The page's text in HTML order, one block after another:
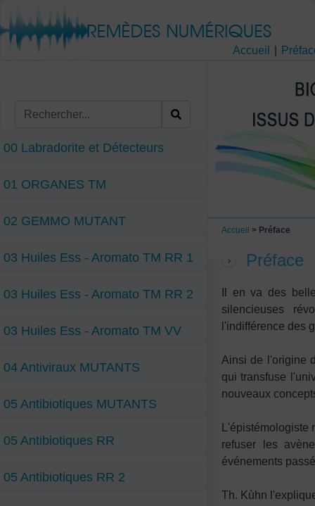
Accueil
Accueil > Préface
Préface
Il en va des
silencieuses
l'indifférence des
Ainsi de l'origine
qui transfuse
nouveaux
refuser les
événements
Th. Kùhn
00 Labradorite et Détecteurs
01 ORGANES TM
02 GEMMO MUTANT
03 Huiles Ess - Aromato TM RR 1
03 Huiles Ess - Aromato TM RR 2
03 Huiles Ess - Aromato TM VV
04 Antiviraux MUTANTS
05 Antibiotiques MUTANTS
05 Antibiotiques RR
05 Antibiotiques RR 2